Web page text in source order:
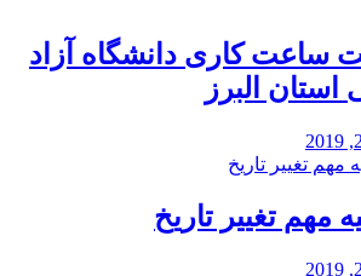
ساعت کاری دانشگاه آزاد
استان البرز
مهم تغییر تاریخ